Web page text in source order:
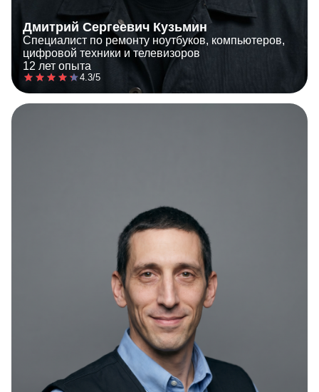
Дмитрий Сергеевич Кузьмин
Специалист по ремонту ноутбуков, компьютеров,
цифровой техники и телевизоров
12 лет опыта
4.3/5